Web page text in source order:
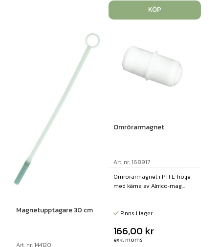
KÖP
Magnetupptagare 30 cm
Art. nr: 144120
Omrörarmagnet
Art. nr: 168917
Omrörarmagnet i PTFE‑hölje
med kärna av Alnico‑mag...
Finns i lager
166,00 kr
exkl moms